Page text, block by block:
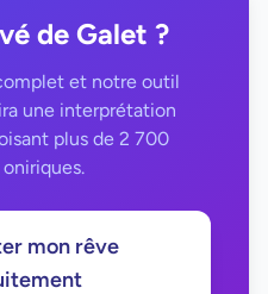
de Galet ?
et notre outil
une interprétation
plus de 2 700
mon rêve